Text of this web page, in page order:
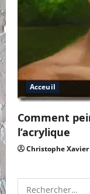
Acceuil
Comment
l’acrylique
Christophe
Rechercher :